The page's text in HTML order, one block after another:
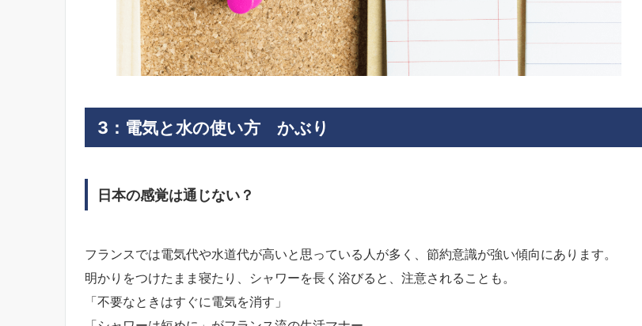
3： 電気と水の使い方 かぶり
日本の感覚は通じない？
フランスでは電気代や水道代が高いと思っている人が多く、節約意識が強い傾向にあります。
明かりをつけたまま寝たり、シャワーを長く浴びると、注意されることも。
「不要なときはすぐに電気を消す」